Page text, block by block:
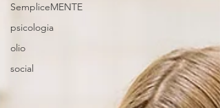
SempliceMENTE
psicologia
olio
social